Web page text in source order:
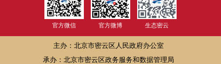
官方微信 官方微博 生态密云
主办：北京市密云区人民政府办公室
承办：北京市密云区政务服务和数据管理局